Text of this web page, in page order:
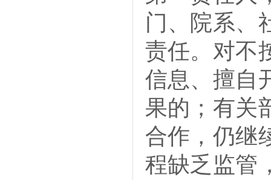
门、院系、
责任。对不
信息、擅自
果的；有关
合作，仍继
程缺乏监管